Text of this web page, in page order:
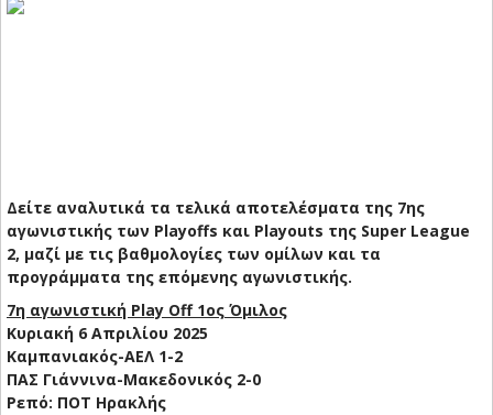
Δείτε αναλυτικά τα τελικά αποτελέσματα της 7ης
αγωνιστικής των Playoffs και Playouts της Super League
2, μαζί με τις βαθμολογίες των ομίλων και τα
προγράμματα της επόμενης αγωνιστικής.
7η αγωνιστική Play Off 1ος Όμιλος
Κυριακή 6 Απριλίου 2025
Καμπανιακός-ΑΕΛ 1-2
ΠΑΣ Γιάννινα-Μακεδονικός 2-0
Ρεπό: ΠΟΤ Ηρακλής